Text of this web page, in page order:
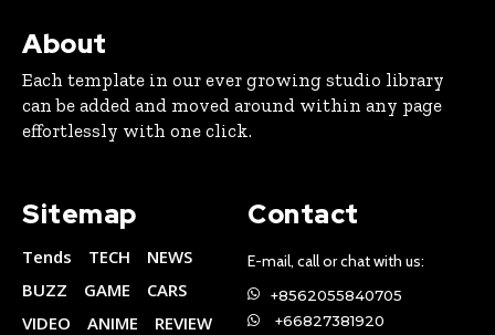
About
Each template in our ever growing studio library
can be added and moved around within any page
effortlessly with one click.
Sitemap
Tends TECH
NEWS
BUZZ
GAME
CARS
VIDEO
ANIME
REVIEW
Contact
E-mail, call or chat with us:
+8562055840705
+66827381920